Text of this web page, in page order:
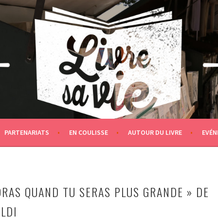
PARTENARIATS EN COULISSE AUTOUR DU LIVRE
QUAND TU SERAS PLUS GRANDE » DE